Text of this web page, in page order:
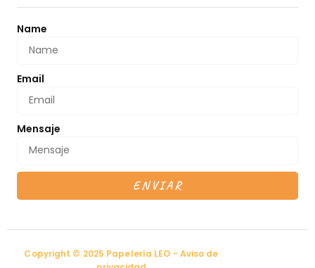
Name
Email
Mensaje
ENVIAR
Copyright © 2025 Papelería LEO - Aviso de